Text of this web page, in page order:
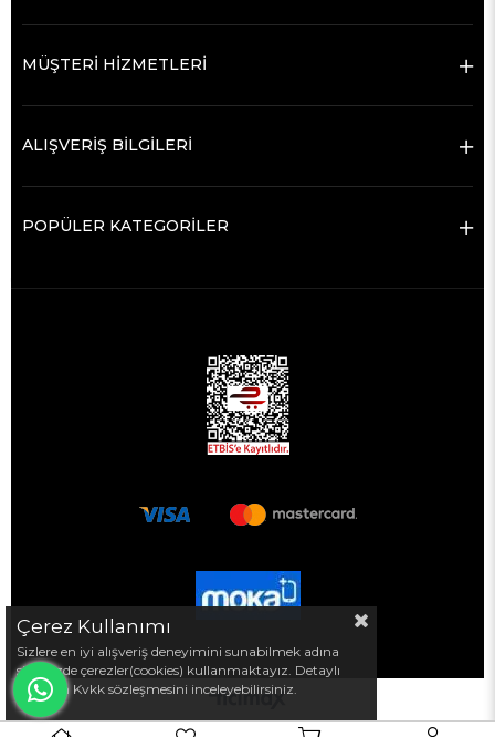
MÜŞTERİ HİZMETLERİ
ALIŞVERİŞ BİLGİLERİ
POPÜLER KATEGORİLER
Çerez Kullanımı
Sizlere en iyi alışveriş deneyimini sunabilmek adına
sitemizde çerezler(cookies) kullanmaktayız. Detaylı
bilgi için Kvkk sözleşmesini inceleyebilirsiniz.